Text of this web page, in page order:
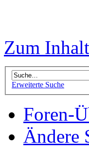
Zum Inhalt
Erweiterte Suche
Foren-
Ändere